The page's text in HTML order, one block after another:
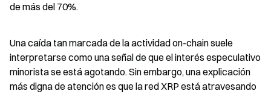
de más del 70%.
Una caída tan marcada de la actividad on-chain suele
interpretarse como una señal de que el interés especulativo
minorista se está agotando. Sin embargo, una explicación
más digna de atención es que la red XRP está atravesando